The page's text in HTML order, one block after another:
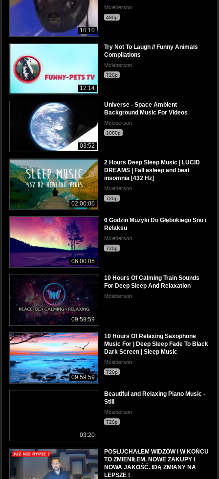
10:10
Mcleberson
480p
12:14
Try Not To Laugh // Funny Animals
Compilations
Mcleberson
720p
03:52
Universe - Space Ambient
Background Music For Videos
Mcleberson
1080p
02:00:00
2 Hours Deep Sleep Music | LUCID
DREAMS | Fall asleep and beat
insomnia [432 Hz]
Mcleberson
720p
06:00:05
6 Godzin Muzyki Do Głębokiego Snu i
Relaksu
Mcleberson
720p
09:59:59
10 Hours Of Calming Train Sounds
For Deep Sleep And Relaxation
Mcleberson
09:59:59
10 Hours Of Relaxing Saxophone
Music For | Deep Sleep Fade To Black
Dark Screen | Sleep Music
Mcleberson
720p
03:20
Beautiful and Relaxing Piano Music -
Still
Mcleberson
720p
POSŁUCHAŁEM WIDZÓW I W KOŃCU
TO ZMIENIŁEM. NOWE ZAKUPY I
NOWA JAKOŚĆ. IDĄ ZMIANY NA
LEPSZE !